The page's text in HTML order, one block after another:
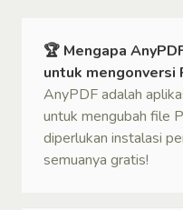
🏆 Mengapa
untuk mengonversi
AnyPDF adalah
untuk mengubah file
diperlukan instalasi
semuanya gratis!